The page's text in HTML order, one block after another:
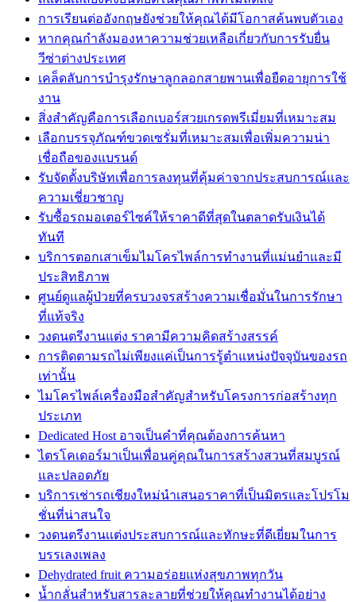
การเรียนต่ออังกฤษยังช่วยให้คุณได้มีโอกาสค้นพบตัวเอง
หากคุณกำลังมองหาความช่วยเหลือเกี่ยวกับการรับยื่น
วีซ่าต่างประเทศ
เคล็ดลับการบำรุงรักษาลูกลอกสายพานเพื่อยืดอายุการใช้
งาน
สิ่งสำคัญคือการเลือกเบอร์สวยเกรดพรีเมี่ยมที่เหมาะสม
เลือกบรรจุภัณฑ์ขวดเซรั่มที่เหมาะสมเพื่อเพิ่มความน่า
เชื่อถือของแบรนด์
รับจัดตั้งบริษัทเพื่อการลงทุนที่คุ้มค่าจากประสบการณ์และ
ความเชี่ยวชาญ
รับซื้อรถมอเตอร์ไซค์ให้ราคาดีที่สุดในตลาดรับเงินได้
ทันที
บริการตอกเสาเข็มไมโครไพล์การทำงานที่แม่นยำและมี
ประสิทธิภาพ
ศูนย์ดูแลผู้ป่วยที่ครบวงจรสร้างความเชื่อมั่นในการรักษา
ที่แท้จริง
วงดนตรีงานแต่ง ราคามีความคิดสร้างสรรค์
การติดตามรถไม่เพียงแค่เป็นการรู้ตำแหน่งปัจจุบันของรถ
เท่านั้น
ไมโครไพล์เครื่องมือสำคัญสำหรับโครงการก่อสร้างทุก
ประเภท
Dedicated Host อาจเป็นคำที่คุณต้องการค้นหา
ไตรโคเดอร์มาเป็นเพื่อนคู่คุณในการสร้างสวนที่สมบูรณ์
และปลอดภัย
บริการเช่ารถเชียงใหม่นำเสนอราคาที่เป็นมิตรและโปรโม
ชั่นที่น่าสนใจ
วงดนตรีงานเเต่งประสบการณ์และทักษะที่ดีเยี่ยมในการ
บรรเลงเพลง
Dehydrated fruit ความอร่อยแห่งสุขภาพทุกวัน
น้ำกลั่นสำหรับสารละลายที่ช่วยให้คุณทำงานได้อย่าง